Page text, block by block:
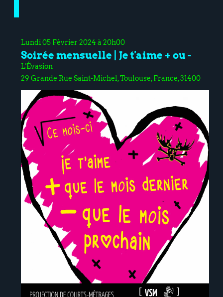
Lundi 05 Février 2024 à 20h00
Soirée mensuelle | Je t'aime + ou -
L'Évasion
29 Grande Rue Saint-Michel, Toulouse, France, 31400